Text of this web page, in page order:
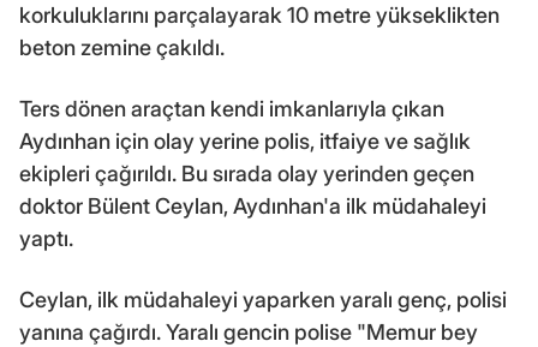
korkuluklarını parçalayarak 10 metre yükseklikten
beton zemine çakıldı.
Ters dönen araçtan kendi imkanlarıyla çıkan
Aydınhan için olay yerine polis, itfaiye ve sağlık
ekipleri çağırıldı. Bu sırada olay yerinden geçen
doktor Bülent Ceylan, Aydınhan'a ilk müdahaleyi
yaptı.
Ceylan, ilk müdahaleyi yaparken yaralı genç, polisi
yanına çağırdı. Yaralı gencin polise "Memur bey